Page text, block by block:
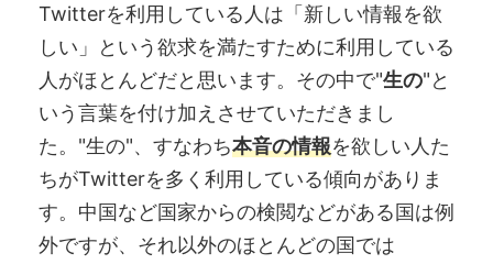
Twitterを利用している人は「新しい情報を欲
しい」という欲求を満たすために利用している
人がほとんどだと思います。その中で"生の"と
いう言葉を付け加えさせていただきまし
た。"生の"、すなわち本音の情報を欲しい人た
ちがTwitterを多く利用している傾向がありま
す。中国など国家からの検閲などがある国は例
外ですが、それ以外のほとんどの国では